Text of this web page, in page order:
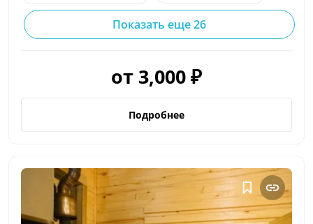
Показать еще 26
от 3,000 ₽
Подробнее